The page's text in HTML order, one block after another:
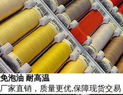
免泡油 耐高温
厂家直销，质量更优,保障现货交易